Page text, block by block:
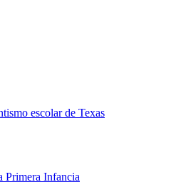
escolar de Texas
Primera Infancia